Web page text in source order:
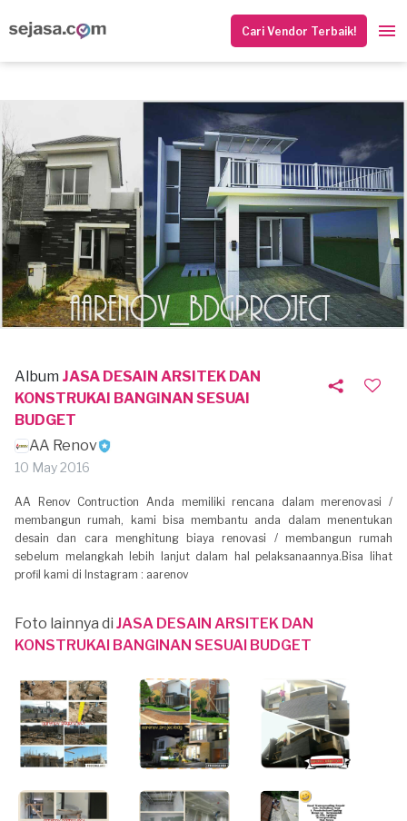
Cari Vendor Terbaik!
Album JASA DESAIN ARSITEK DAN
KONSTRUKAI BANGINAN SESUAI
BUDGET
AA Renov
10 May 2016
AA Renov Contruction Anda memiliki rencana dalam merenovasi /
membangun rumah, kami bisa membantu anda dalam menentukan
desain dan cara menghitung biaya renovasi / membangun rumah
sebelum melangkah lebih lanjut dalam hal pelaksanaannya.Bisa lihat
profil kami di Instagram : aarenov
Foto lainnya di JASA DESAIN ARSITEK DAN
KONSTRUKAI BANGINAN SESUAI BUDGET